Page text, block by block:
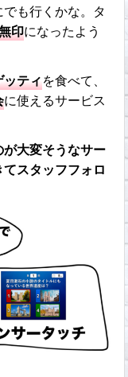
も行くかな。タ
印になったよう
ッティを食べて、
に使えるサービス
大変そうなサー
スタッフフォロ